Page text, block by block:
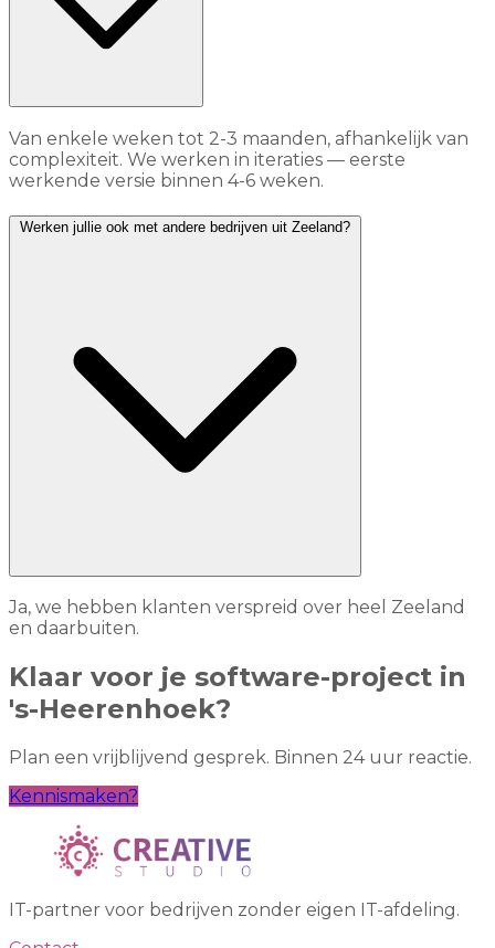
Van enkele weken tot 2-3 maanden, afhankelijk van
complexiteit. We werken in iteraties — eerste
werkende versie binnen 4-6 weken.
Werken jullie ook met andere bedrijven uit Zeeland?
Ja, we hebben klanten verspreid over heel Zeeland
en daarbuiten.
Klaar voor je software-project in
's-Heerenhoek?
Plan een vrijblijvend gesprek. Binnen 24 uur reactie.
Kennismaken?
IT-partner voor bedrijven zonder eigen IT-afdeling.